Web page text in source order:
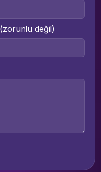
(zorunlu değil)